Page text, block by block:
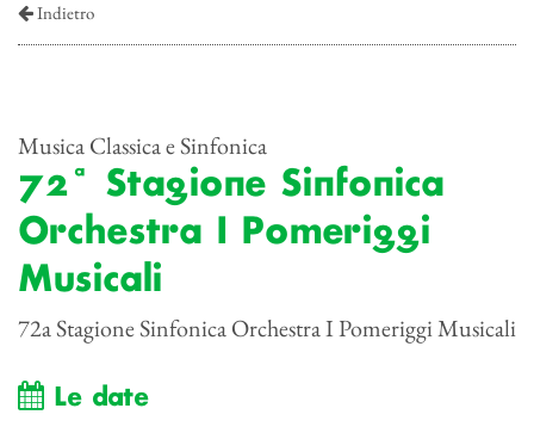
Indietro
Musica Classica e Sinfonica
72ª Stagione Sinfonica
Orchestra I Pomeriggi
Musicali
72a Stagione Sinfonica Orchestra I Pomeriggi Musicali
Le date